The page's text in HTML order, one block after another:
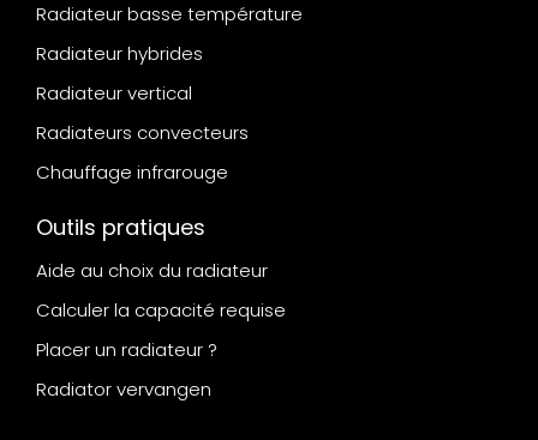
Radiateur basse température
Radiateur hybrides
Radiateur vertical
Radiateurs convecteurs
Chauffage infrarouge
Outils pratiques
Aide au choix du radiateur
Calculer la capacité requise
Placer un radiateur ?
Radiator vervangen